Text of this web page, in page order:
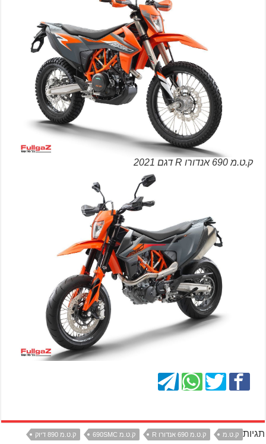
ק.ט.מ 690 אנדורו R דגם 2021
תגיות ק.ט.מ ק.ט.מ 690 אנדורו R ק.ט.מ 690SMC ק.ט.מ 890 דיוק